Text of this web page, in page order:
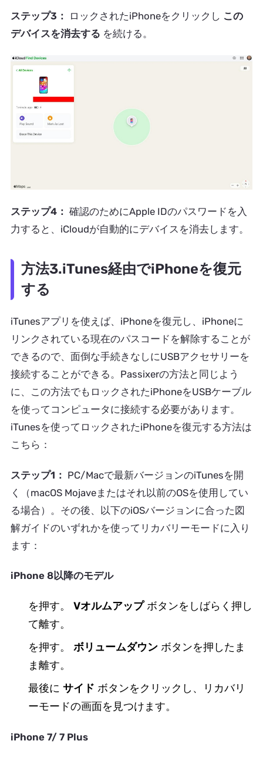
ステップ3： ロックされたiPhoneをクリックし この
デバイスを消去する を続ける。
ステップ4： 確認のためにApple IDのパスワードを入
力すると、iCloudが自動的にデバイスを消去します。
方法3.iTunes経由でiPhoneを復元
する
iTunesアプリを使えば、iPhoneを復元し、iPhoneに
リンクされている現在のパスコードを解除することが
できるので、面倒な手続きなしにUSBアクセサリーを
接続することができる。Passixerの方法と同じよう
に、この方法でもロックされたiPhoneをUSBケーブル
を使ってコンピュータに接続する必要があります。
iTunesを使ってロックされたiPhoneを復元する方法は
こちら：
ステップ1： PC/Macで最新バージョンのiTunesを開
く（macOS Mojaveまたはそれ以前のOSを使用してい
る場合）。その後、以下のiOSバージョンに合った図
解ガイドのいずれかを使ってリカバリーモードに入り
ます：
iPhone 8以降のモデル
を押す。 Vオルムアップボタンをしばらく押し
て離す。
を押す。 ボリュームダウンボタンを押したま
ま離す。
最後に サイド ボタンをクリックし、リカバリ
ーモードの画面を見つけます。
iPhone 7/ 7 Plus